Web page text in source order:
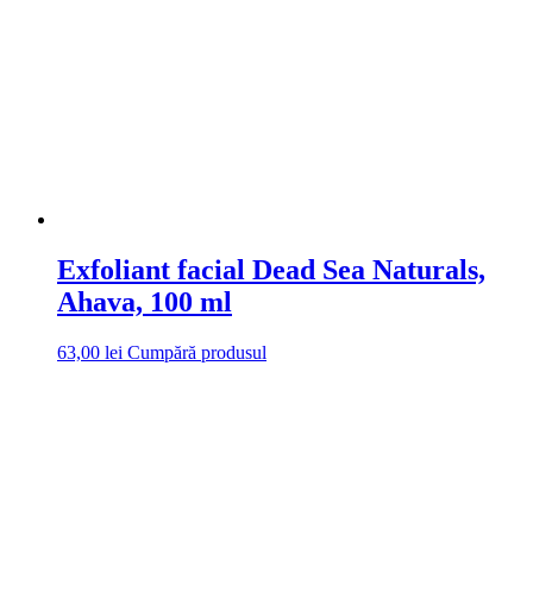
Exfoliant facial Dead Sea Naturals,
Ahava, 100 ml
63,00 lei Cumpără produsul